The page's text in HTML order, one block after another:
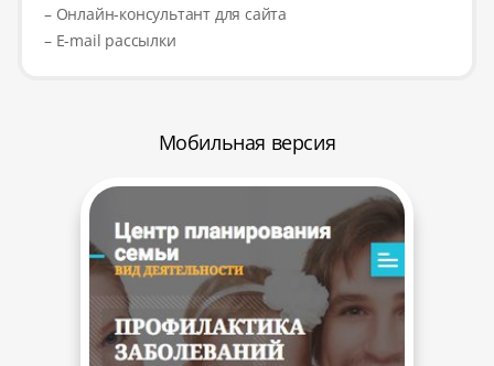
– Онлайн-консультант для сайта
– E-mail рассылки
Мобильная версия